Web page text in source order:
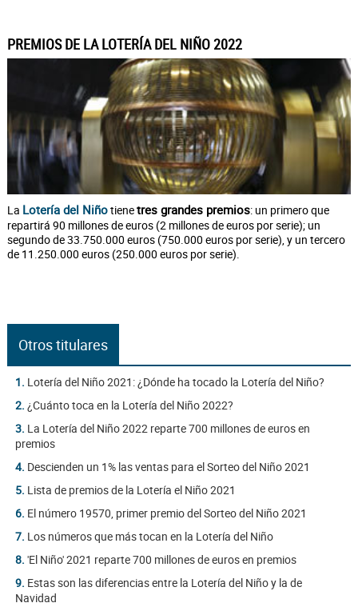
PREMIOS DE LA LOTERÍA DEL NIÑO 2022
La Lotería del Niñotienetres grandes premios: un primero que
repartirá 90 millones de euros (2 millones de euros por serie); un
segundo de 33.750.000 euros (750.000 euros por serie), y un tercero
de 11.250.000 euros (250.000 euros por serie).
Otros titulares
1. Lotería del Niño 2021: ¿Dónde ha tocado la Lotería del Niño?
2. ¿Cuánto toca en la Lotería del Niño 2022?
3. La Lotería del Niño 2022 reparte 700 millones de euros en
premios
4. Descienden un 1% las ventas para el Sorteo del Niño 2021
5. Lista de premios de la Lotería el Niño 2021
6. El número 19570, primer premio del Sorteo del Niño 2021
7. Los números que más tocan en la Lotería del Niño
8. 'El Niño' 2021 reparte 700 millones de euros en premios
9. Estas son las diferencias entre la Lotería del Niño y la de
Navidad